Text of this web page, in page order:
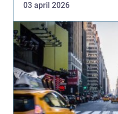
inte bara en bekvämlighet,
03 april 2026